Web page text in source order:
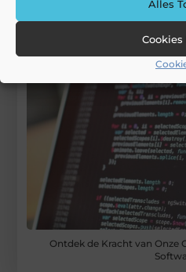
Alles
Ontdek de Kracht van Onze